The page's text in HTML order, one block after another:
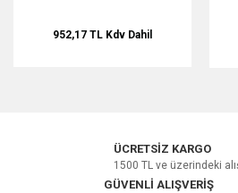
952,17 TL Kdv Dahil
ÜCRETSİZ KARGO
1500 TL ve üzerindeki
GÜVENLİ ALIŞVERİŞ